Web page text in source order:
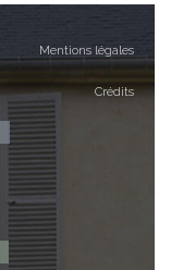
Mentions légales
Crédits